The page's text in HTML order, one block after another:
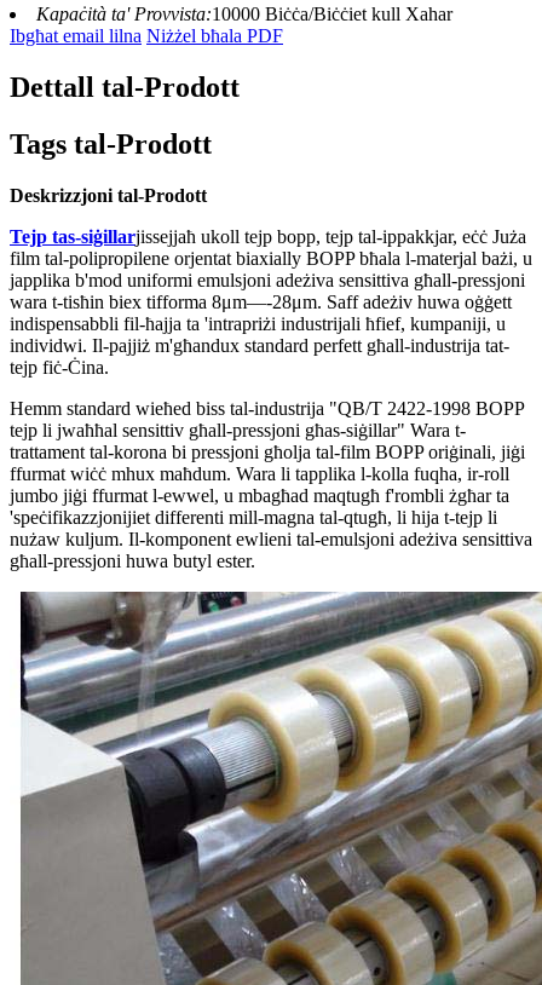
Kapaċità ta' Provvista:10000 Biċċa/Biċċiet kull Xahar
Ibgħat email lilna Niżżel bħala PDF
Dettall tal-Prodott
Tags tal-Prodott
Deskrizzjoni tal-Prodott
Tejp tas-siġillarjissejjaħ ukoll tejp bopp, tejp tal-ippakkjar, eċċ Juża
film tal-polipropilene orjentat biaxially BOPP bħala l-materjal bażi, u
japplika b'mod uniformi emulsjoni adeżiva sensittiva għall-pressjoni
wara t-tisħin biex tifforma 8μm—-28μm. Saff adeżiv huwa oġġett
indispensabbli fil-ħajja ta 'intrapriżi industrijali ħfief, kumpaniji, u
individwi. Il-pajjiż m'għandux standard perfett għall-industrija tat-
tejp fiċ-Ċina.
Hemm standard wieħed biss tal-industrija "QB/T 2422-1998 BOPP
tejp li jwaħħal sensittiv għall-pressjoni għas-siġillar" Wara t-
trattament tal-korona bi pressjoni għolja tal-film BOPP oriġinali, jiġi
ffurmat wiċċ mhux maħdum. Wara li tapplika l-kolla fuqha, ir-roll
jumbo jiġi ffurmat l-ewwel, u mbagħad maqtugħ f'rombli żgħar ta
'speċifikazzjonijiet differenti mill-magna tal-qtugħ, li hija t-tejp li
nużaw kuljum. Il-komponent ewlieni tal-emulsjoni adeżiva sensittiva
għall-pressjoni huwa butyl ester.